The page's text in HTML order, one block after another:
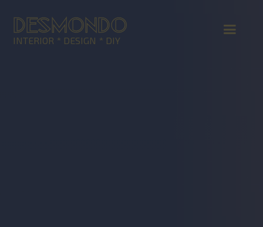
DESMONDO
INTERIOR * DESIGN * DIY